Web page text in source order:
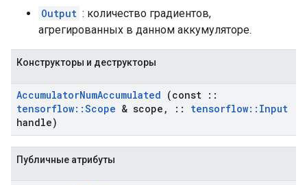
Output : количество градиентов,
агрегированных в данном аккумуляторе.
Конструкторы и деструкторы
AccumulatorNumAccumulated (const ::
tensorflow::Scope & scope , :: tensorflow:: Input
handle)
Публичные атрибуты